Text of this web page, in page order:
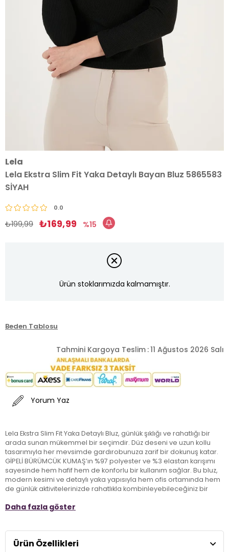
Lela
Lela Ekstra Slim Fit Yaka Detaylı Bayan Bluz 5865583
SİYAH
0.0
₺199,99 ₺169,99 15
Ürün stoklarımızda kalmamıştır.
Beden Tablosu
Tahmini Kargoya Teslim :11 Ağustos 2026 Salı
Yorum Yaz
Lela Ekstra Slim Fit Yaka Detaylı Bluz, günlük şıklığı ve rahatlığı bir
arada sunan mükemmel bir seçimdir. Düz deseni ve uzun kollu
tasarımıyla her mevsimde gardırobunuza zarif bir dokunuş katar.
GİPELİ BÜRÜMCÜK KUMAŞ’ın %97 polyester ve %3 elastan karışımı
sayesinde hem hafif hem de konforlu bir kullanım sağlar. Bu bluz,
modern kesimi ve detaylı yaka yapısıyla hem ofis ortamında hem
de günlük aktivitelerinizde rahatlıkla kombinleyebileceğiniz bir
sahibi görünümünüzü tamamlar ve her anınıza şıklık katar.
Model:
Daha fazla göster
Ürün Özellikleri